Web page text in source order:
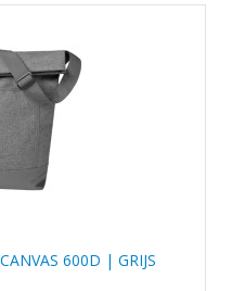
600D | GRIJS